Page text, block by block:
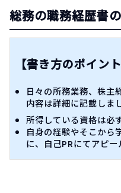
総務の職務経歴書
【書き方のポイント
日々の所務業務、株主
内容は詳細に記載しま
所得している資格は必
自身の経験やそこから
に、自己PRにてアピー